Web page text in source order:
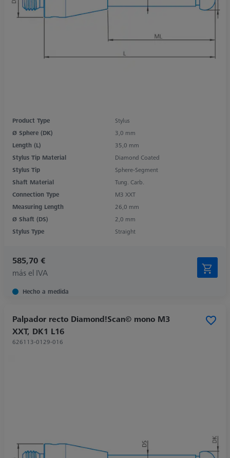
Product Type
Stylus
Ø Sphere (DK)
3,0 mm
Length (L)
35,0 mm
Stylus Tip Material
Diamond Coated
Stylus Tip
Sphere-Segment
Shaft Material
Tung. Carb.
Connection Type
M3 XXT
Measuring Length
26,0 mm
Ø Shaft (DS)
2,0 mm
Stylus Type
Straight
585,70 €
más el IVA
Hecho a medida
Palpador recto Diamond!Scan© mono M3
XXT, DK1 L16
626113-0129-016